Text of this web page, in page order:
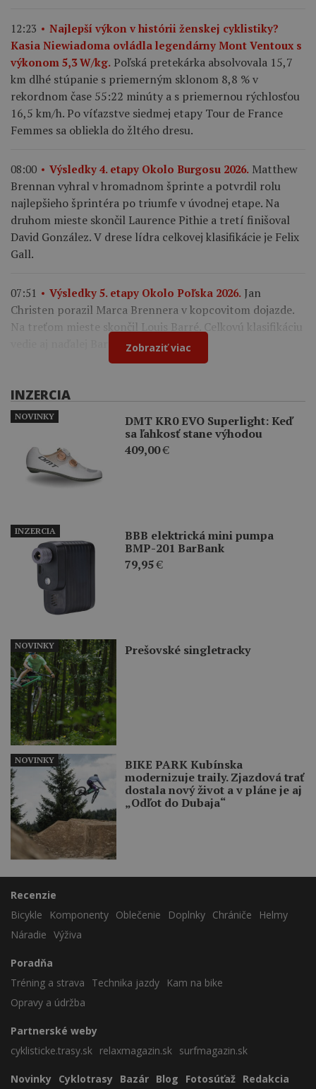
12:23
Najlepší výkon v histórii ženskej cyklistiky?
Kasia Niewiadoma ovládla legendárny Mont Ventoux s
výkonom 5,3 W/kg. Poľská pretekárka absolvovala 15,7
km dlhé stúpanie s priemerným sklonom 8,8 % v
rekordnom čase 55:22 minúty a s priemernou rýchlosťou
16,5 km/h. Po víťazstve siedmej etapy Tour de France
Femmes sa obliekla do žltého dresu.
08:00 Výsledky 4. etapy Okolo Burgosu 2026. Matthew
Brennan vyhral v hromadnom šprinte a potvrdil rolu
najlepšieho šprintéra po triumfe v úvodnej etape. Na
druhom mieste skončil Laurence Pithie a tretí finišoval
David González. V drese lídra celkovej klasifikácie je Felix
Gall.
07:51 Výsledky 5. etapy Okolo Poľska 2026. Jan
Christen porazil Marca Brennera v kopcovitom dojazde.
Na treťom mieste skončil Louis Barré. Celkovú klasifikáciu
vedie aj naďalej Bart Lemmen.
Zobraziť viac
INZERCIA
DMT KR0 EVO Superlight: Keď
sa ľahkosť stane výhodou
409,00€
NOVINKY
BBB elektrická mini pumpa
BMP-201 BarBank
79,95€
INZERCIA
Prešovské singletracky
NOVINKY
BIKE PARK Kubínska
modernizuje traily. Zjazdová trať
dostala nový život a v pláne je aj
„Odľot do Dubaja“
NOVINKY
Recenzie
Bicykle
Komponenty Oblečenie Doplnky Chrániče
Helmy
Náradie Výživa
Poradňa
Tréning a strava
Technika jazdy
Kam na bike
Opravy a údržba
Partnerské weby
cyklisticke.trasy.sk relaxmagazin.sk surfmagazin.sk
Novinky Cyklotrasy Bazár Blog Fotosúťaž Redakcia